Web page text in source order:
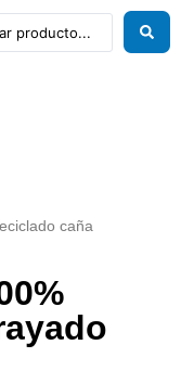
caña